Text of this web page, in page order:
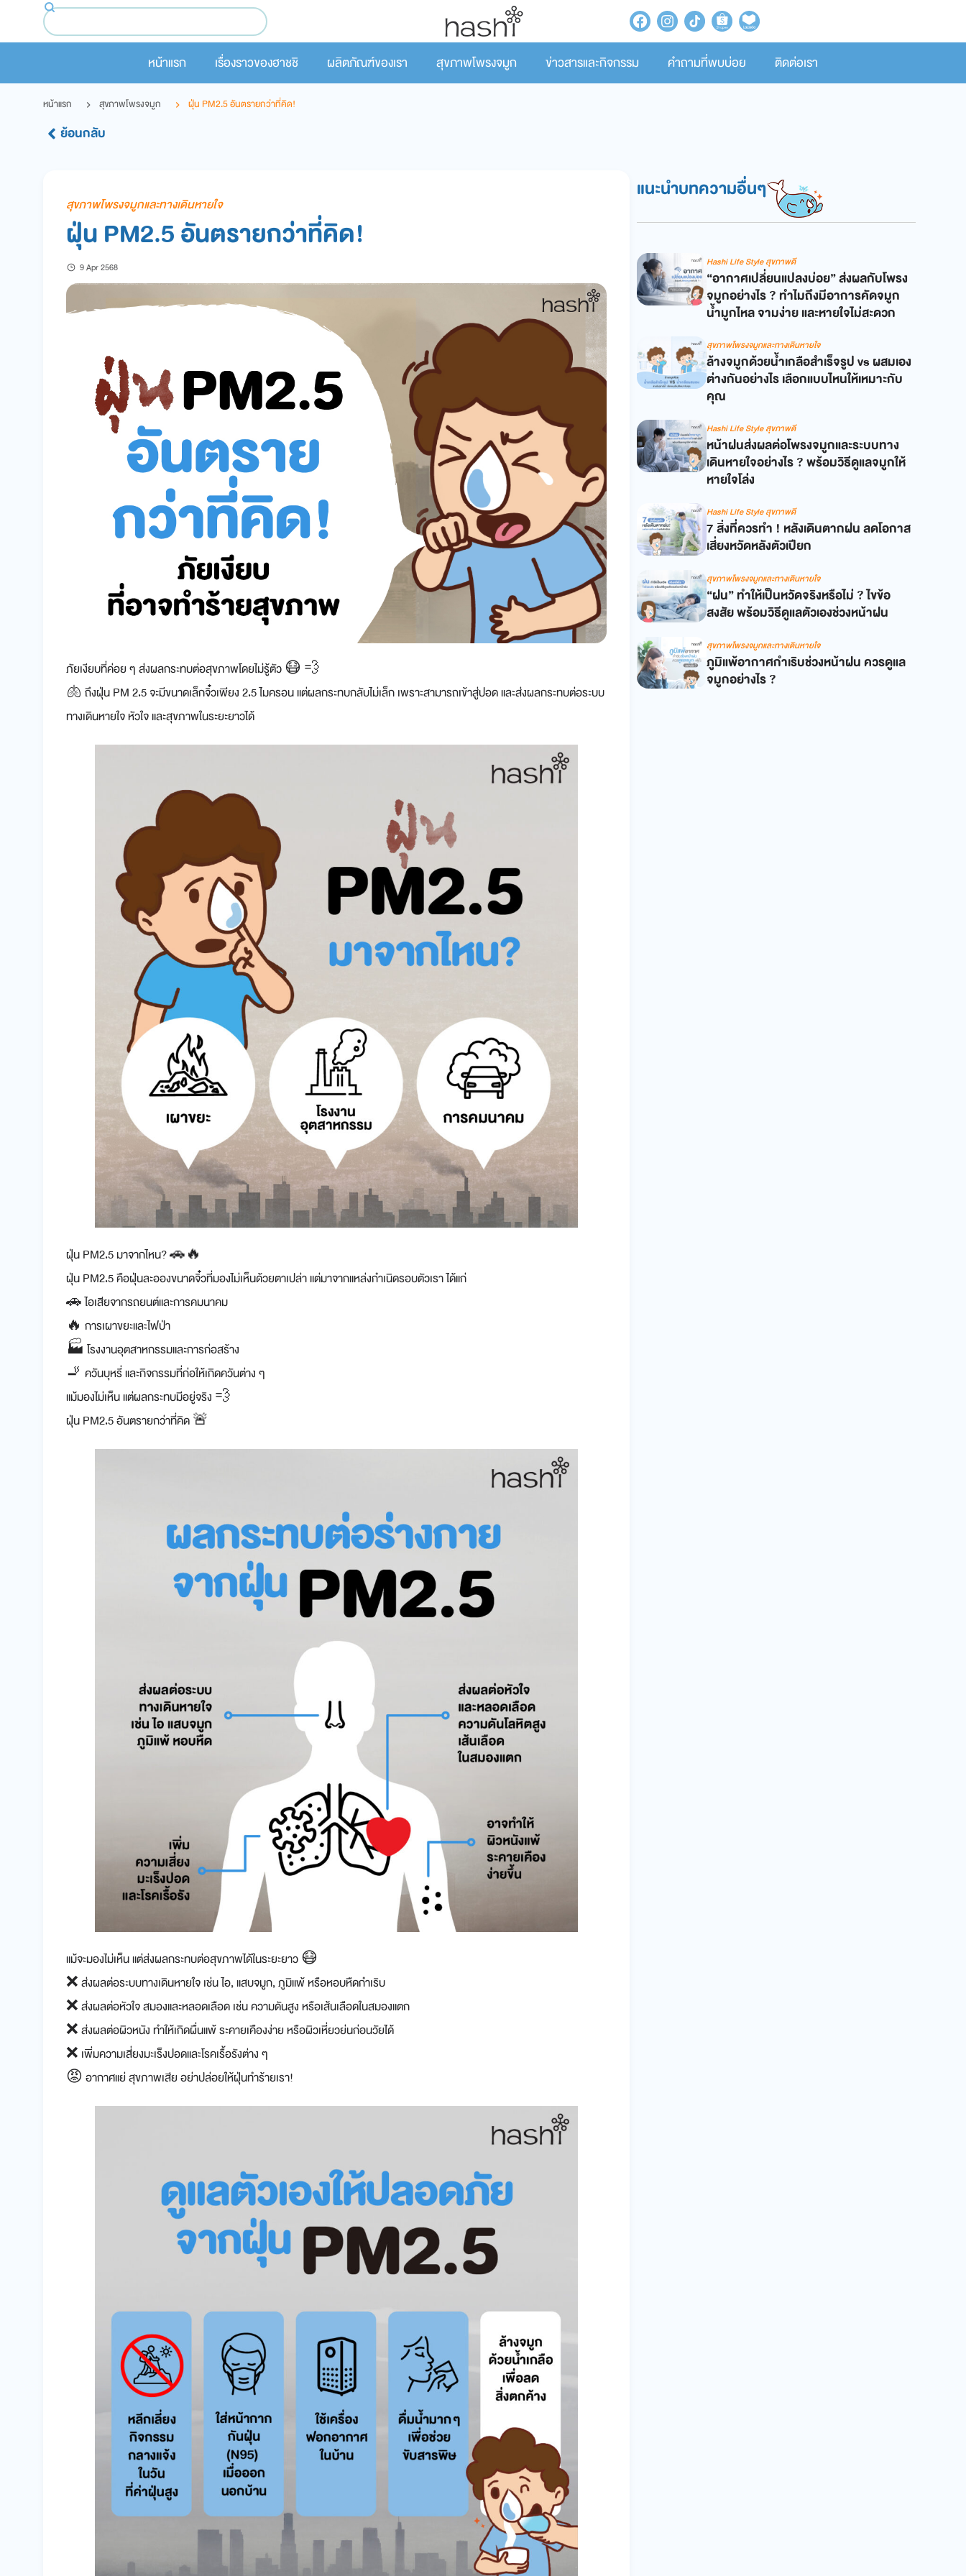
หน้าแรก เรื่องราวของฮาชชิ ผลิตภัณฑ์ของเรา สุขภาพโพรงจมูก ข่าวสารและกิจกรรม คำถามที่พบบ่อย ติดต่อเรา
หน้าแรก สุขภาพโพรงจมูก ฝุ่น PM2.5 อันตรายกว่าที่คิด!
ย้อนกลับ
สุขภาพโพรงจมูกและทางเดินหายใจ
ฝุ่น PM2.5 อันตรายกว่าที่คิด!
9 Apr 2568
ภัยเงียบที่ค่อย ๆ ส่งผลกระทบต่อสุขภาพโดยไม่รู้ตัว 😷 💨
🫁 ถึงฝุ่น PM 2.5 จะมีขนาดเล็กจิ๋วเพียง 2.5 ไมครอน แต่ผลกระทบกลับไม่เล็ก เพราะสามารถเข้าสู่ปอด และส่งผลกระทบต่อระบบ
ทางเดินหายใจ หัวใจ และสุขภาพในระยะยาวได้
ฝุ่น PM2.5 มาจากไหน? 🚗🔥
ฝุ่น PM2.5 คือฝุ่นละอองขนาดจิ๋วที่มองไม่เห็นด้วยตาเปล่า แต่มาจากแหล่งกำเนิดรอบตัวเรา ได้แก่
🚗 ไอเสียจากรถยนต์และการคมนาคม
🔥 การเผาขยะและไฟป่า
🏭 โรงงานอุตสาหกรรมและการก่อสร้าง
🚬 ควันบุหรี่ และกิจกรรมที่ก่อให้เกิดควันต่าง ๆ
แม้มองไม่เห็น แต่ผลกระทบมีอยู่จริง 💨
ฝุ่น PM2.5 อันตรายกว่าที่คิด 🚨
แม้จะมองไม่เห็น แต่ส่งผลกระทบต่อสุขภาพได้ในระยะยาว 😷
❌ ส่งผลต่อระบบทางเดินหายใจ เช่น ไอ, แสบจมูก, ภูมิแพ้ หรือหอบหืดกำเริบ
❌ ส่งผลต่อหัวใจ สมองและหลอดเลือด เช่น ความดันสูง หรือเส้นเลือดในสมองแตก
❌ ส่งผลต่อผิวหนัง ทำให้เกิดผื่นแพ้ ระคายเคืองง่าย หรือผิวเหี่ยวย่นก่อนวัยได้
❌ เพิ่มความเสี่ยงมะเร็งปอดและโรคเรื้อรังต่าง ๆ
😡 อากาศแย่ สุขภาพเสีย อย่าปล่อยให้ฝุ่นทำร้ายเรา!
แนะนำบทความอื่นๆ
Hashi Life Style สุขภาพดี
“อากาศเปลี่ยนแปลงบ่อย” ส่งผลกับโพรง
จมูกอย่างไร ? ทำไมถึงมีอาการคัดจมูก
น้ำมูกไหล จามง่าย และหายใจไม่สะดวก
สุขภาพโพรงจมูกและทางเดินหายใจ
ล้างจมูกด้วยน้ำเกลือสำเร็จรูป vs ผสมเอง
ต่างกันอย่างไร เลือกแบบไหนให้เหมาะกับ
คุณ
Hashi Life Style สุขภาพดี
หน้าฝนส่งผลต่อโพรงจมูกและระบบทาง
เดินหายใจอย่างไร ? พร้อมวิธีดูแลจมูกให้
หายใจโล่ง
Hashi Life Style สุขภาพดี
7 สิ่งที่ควรทำ ! หลังเดินตากฝน ลดโอกาส
เสี่ยงหวัดหลังตัวเปียก
สุขภาพโพรงจมูกและทางเดินหายใจ
“ฝน” ทำให้เป็นหวัดจริงหรือไม่ ? ไขข้อ
สงสัย พร้อมวิธีดูแลตัวเองช่วงหน้าฝน
สุขภาพโพรงจมูกและทางเดินหายใจ
ภูมิแพ้อากาศกำเริบช่วงหน้าฝน ควรดูแล
จมูกอย่างไร ?